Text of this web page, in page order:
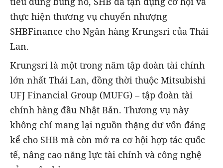
thực hiện thương vụ chuyển nhượng
SHBFinance cho Ngân hàng Krungsri của Thái
Lan.
Krungsri là một trong năm tập đoàn tài chính
lớn nhất Thái Lan, đồng thời thuộc Mitsubishi
UFJ Financial Group (MUFG) – tập đoàn tài
chính hàng đầu Nhật Bản. Thương vụ này
không chỉ mang lại nguồn thặng dư vốn đáng
kể cho SHB mà còn mở ra cơ hội hợp tác quốc
tế, nâng cao năng lực tài chính và công nghệ